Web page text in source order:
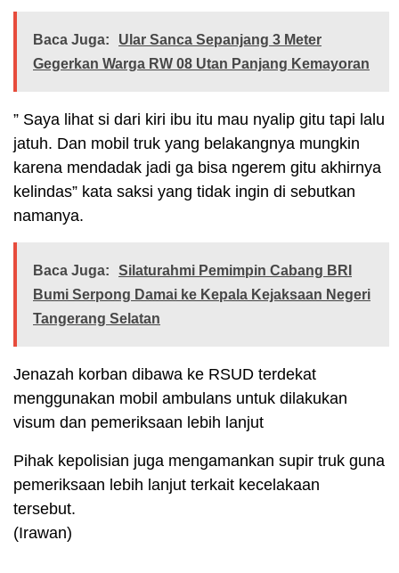
Baca Juga:
Ular Sanca Sepanjang 3 Meter
Gegerkan Warga RW 08 Utan Panjang Kemayoran
” Saya lihat si dari kiri ibu itu mau nyalip gitu tapi lalu
jatuh. Dan mobil truk yang belakangnya mungkin
karena mendadak jadi ga bisa ngerem gitu akhirnya
kelindas” kata saksi yang tidak ingin di sebutkan
namanya.
Baca Juga:
Silaturahmi Pemimpin Cabang BRI
Bumi Serpong Damai ke Kepala Kejaksaan Negeri
Tangerang Selatan
Jenazah korban dibawa ke RSUD terdekat
menggunakan mobil ambulans untuk dilakukan
visum dan pemeriksaan lebih lanjut
Pihak kepolisian juga mengamankan supir truk guna
pemeriksaan lebih lanjut terkait kecelakaan
tersebut.
(Irawan)